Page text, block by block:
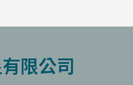
限公司